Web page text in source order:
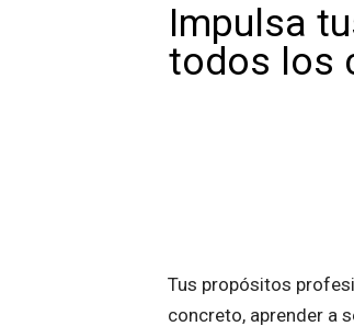
Impulsa
todos los
Tus propósitos
concreto, aprender a